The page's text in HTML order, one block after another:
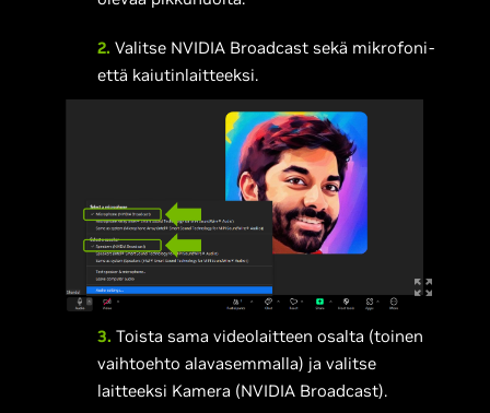
2.Valitse NVIDIA Broadcast sekä mikrofoni-
että kaiutinlaitteeksi.
3.Toista sama videolaitteen osalta (toinen
vaihtoehto alavasemmalla) ja valitse
laitteeksi Kamera (NVIDIA Broadcast).